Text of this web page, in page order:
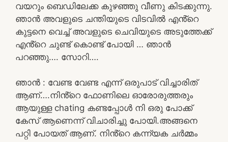
വയറും ബെഡിലേക്ക കുഴഞ്ഞു വീണു കിടക്കുന്നു.
ഞാൻ അവളുടെ ചന്തിയുടെ വിടവിൽ എൻ്റെ
കുട്ടനെ വെച്ച് അവളുടെ ചെവിയുടെ അടുത്തേക്ക്
എൻ്റെ ചുണ്ട് കൊണ്ട് പോയി … ഞാൻ
പറഞ്ഞു…. സോറി….
ഞാൻ : വേണ്ട വേണ്ട എന്ന് ഒരുപാട് വിച്ചാരിത്
ആണ്….നിൻ്റെ ഫോണിലെ ഓരോരുത്തരും
ആയുള്ള chating കണ്ടപ്പോൾ നി ഒരു പോക്ക്
കേസ് ആണെന്ന് വിചാരിച്ചു പോയി.അങ്ങനെ
പറ്റി പോയത് ആണ്. നിൻ്റെ കന്ന്യക ചർമ്മം